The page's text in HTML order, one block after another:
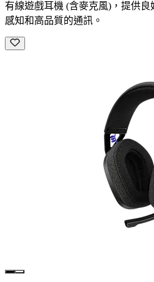
有線遊戲耳機 (含麥克風)，提供
感知和高品質的通訊。